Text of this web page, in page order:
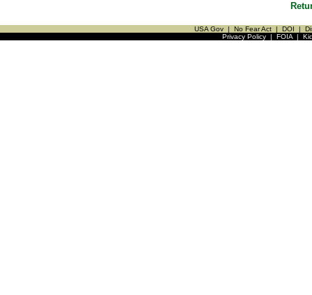
USA Gov | No Fear Act | DOI |
Privacy Policy| FOIA|